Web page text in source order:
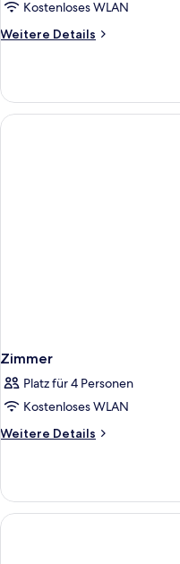
Kostenloses WLAN
Weitere Details
Weitere
Zimmer
Platz für 4 Personen
Kostenloses WLAN
Weitere Details
Weitere